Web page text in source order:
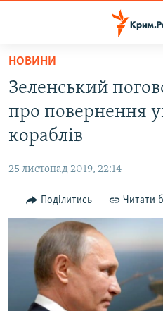
Перейти
основного
матеріалу
Перейти
до
основної
Перейти
до
пошуку
ВІДЕО ТА ФОТО
БЛОГИ
ПОГЛЯД
ІНТЕРВ'Ю
ВСЕ ЗА ДЕНЬ
СПЕЦПРОЕКТИ
ДЕПОРТАЦІЯ
ЯК ОБІЙТИ БЛОКУВАННЯ
НОВИНИ
Зеленський
про повернення
кораблів
25 листопад 2019, 22:14
Поділитись Читати